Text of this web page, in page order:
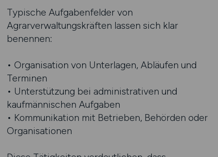
Typische Aufgabenfelder von
Agrarverwaltungskräften lassen sich klar
benennen:
• Organisation von Unterlagen, Abläufen und
Terminen
• Unterstützung bei administrativen und
kaufmännischen Aufgaben
• Kommunikation mit Betrieben, Behörden oder
Organisationen